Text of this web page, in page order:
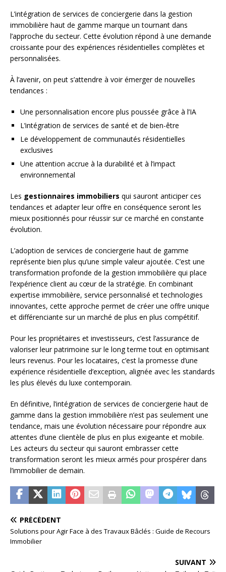
L’intégration de services de conciergerie dans la gestion
immobilière haut de gamme marque un tournant dans
l’approche du secteur. Cette évolution répond à une demande
croissante pour des expériences résidentielles complètes et
personnalisées.
À l’avenir, on peut s’attendre à voir émerger de nouvelles
tendances :
Une personnalisation encore plus poussée grâce à l’IA
L’intégration de services de santé et de bien-être
Le développement de communautés résidentielles
exclusives
Une attention accrue à la durabilité et à l’impact
environnemental
Les gestionnaires immobiliers qui sauront anticiper ces
tendances et adapter leur offre en conséquence seront les
mieux positionnés pour réussir sur ce marché en constante
évolution.
L’adoption de services de conciergerie haut de gamme
représente bien plus qu’une simple valeur ajoutée. C’est une
transformation profonde de la gestion immobilière qui place
l’expérience client au cœur de la stratégie. En combinant
expertise immobilière, service personnalisé et technologies
innovantes, cette approche permet de créer une offre unique
et différenciante sur un marché de plus en plus compétitif.
Pour les propriétaires et investisseurs, c’est l’assurance de
valoriser leur patrimoine sur le long terme tout en optimisant
leurs revenus. Pour les locataires, c’est la promesse d’une
expérience résidentielle d’exception, alignée avec les standards
les plus élevés du luxe contemporain.
En définitive, l’intégration de services de conciergerie haut de
gamme dans la gestion immobilière n’est pas seulement une
tendance, mais une évolution nécessaire pour répondre aux
attentes d’une clientèle de plus en plus exigeante et mobile.
Les acteurs du secteur qui sauront embrasser cette
transformation seront les mieux armés pour prospérer dans
l’immobilier de demain.
PRÉCÉDENT
Solutions pour Agir Face à des Travaux Bâclés : Guide de Recours
Immobilier
SUIVANT